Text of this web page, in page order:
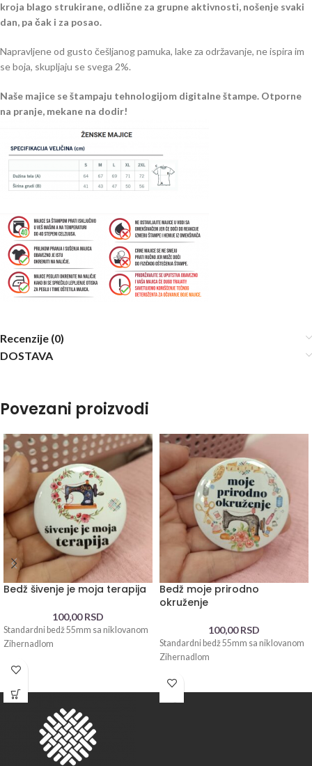
kroja blago strukirane, odlične za grupne aktivnosti, nošenje svaki
dan, pa čak i za posao.
Napravljene od gusto češljanog pamuka, lake za održavanje, ne ispira im
se boja, skupljaju se svega 2%.
Naše majice se štampaju tehnologijom digitalne štampe. Otporne
na pranje, mekane na dodir!
Recenzije (0)
DOSTAVA
Povezani proizvodi
Bedž šivenje je moja terapija
100,00RSD
Standardni bedž 55mm sa niklovanom
Zihernadlom
Bedž moje prirodno
okruženje
100,00RSD
Standardni bedž 55mm sa niklovanom
Zihernadlom